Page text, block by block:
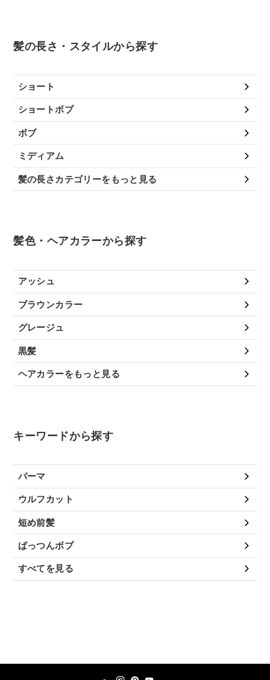
髪の長さ・スタイルから探す
ショート
ショートボブ
ボブ
ミディアム
髪の長さカテゴリーをもっと見る
髪色・ヘアカラーから探す
アッシュ
ブラウンカラー
グレージュ
黒髪
ヘアカラーをもっと見る
キーワードから探す
パーマ
ウルフカット
短め前髪
ぱっつんボブ
すべてを見る